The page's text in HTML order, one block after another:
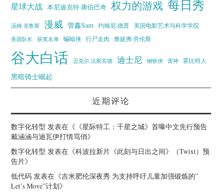
星球大战 本尼迪克特·康伯巴奇 权力的游戏 每日秀
汤姆·克鲁斯 漫威 管鑫Sam 约翰尼·德普
美国电影艺术与科学学院
美国队长
获奖名单 蝙蝠侠 行尸走肉 詹妮弗·劳伦斯
谷大白话 迈克尔·法斯宾德 迪士尼 钢铁侠 雷神 霍比特人
黑暗骑士崛起
近期评论
数字化转型 发表在《 《星际特工：千星之城》首曝中文先行预告
戴涵涵与迪瓦伊打情骂俏》
数字化转型 发表在《科波拉新片《此刻与日出之间》（Twixt）预
告片》
低代码 发表在《吉米肥伦深夜秀 为支持呼吁儿童加强锻炼的”
Let’s Move”计划》